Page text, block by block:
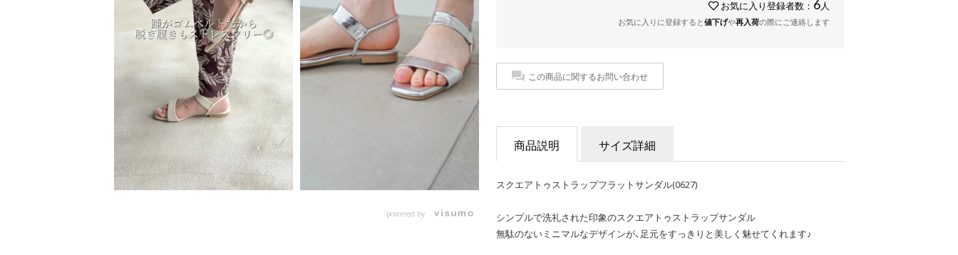
powered by
お気に入り登録者数： 6 人
お気に入りに登録すると値下げや再入荷の際にご連絡します
この商品に関するお問い合わせ
商品説明 サイズ詳細
スクエアトゥストラップフラットサンダル(0627)
シンプルで洗礼された印象のスクエアトゥストラップサンダル
無駄のないミニマルなデザインが、足元をすっきりと美しく魅せてくれます♪